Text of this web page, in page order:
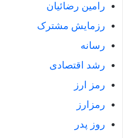
رامین رضائیان
رزمایش مشترک
رسانه
رشد اقتصادی
رمز ارز
رمزارز
روز پدر